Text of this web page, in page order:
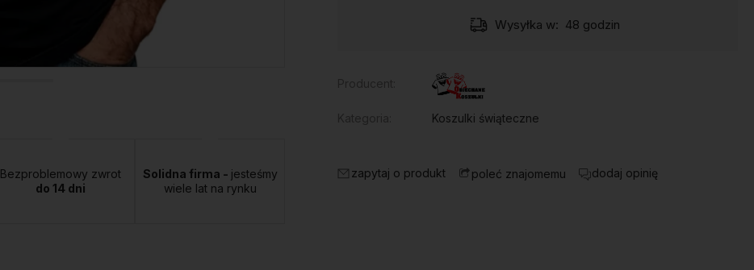
Bezproblemowy zwrot
do 14 dni
Solidna firma - jesteśmy
wiele lat na rynku
Dostępność: Wysyłka w: 48 godzin
Koszulki świąteczne
zapytaj o produkt poleć znajomemu dodaj opinię